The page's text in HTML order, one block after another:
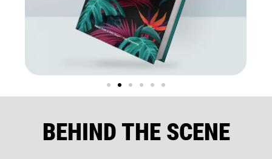
BEHIND THE SCENE